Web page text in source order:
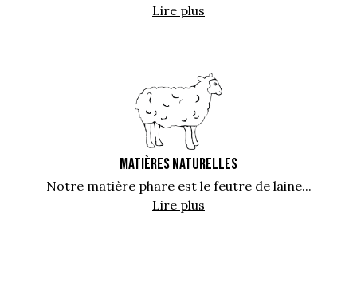
Lire plus
MATIÈRES NATURELLES
Notre matière phare est le feutre de laine...
Lire plus